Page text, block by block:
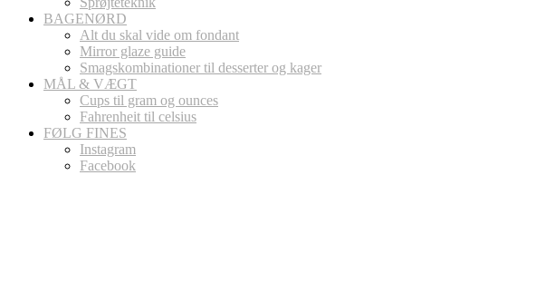
BAGENØRD
Alt du skal vide om fondant
Mirror glaze guide
Smagskombinationer til desserter og kager
MÅL & VÆGT
Cups til gram og ounces
Fahrenheit til celsius
FØLG FINES
Instagram
Facebook